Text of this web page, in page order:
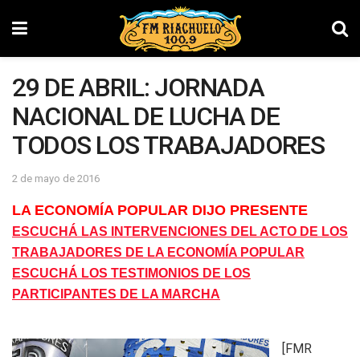
29 DE ABRIL: JORNADA
NACIONAL DE LUCHA DE
TODOS LOS TRABAJADORES
2 de mayo de 2016
LA ECONOMÍA POPULAR DIJO PRESENTE
ESCUCHÁ LAS INTERVENCIONES DEL ACTO DE LOS
TRABAJADORES DE LA ECONOMÍA POPULAR
ESCUCHÁ LOS TESTIMONIOS DE LOS
PARTICIPANTES DE LA MARCHA
[FMR